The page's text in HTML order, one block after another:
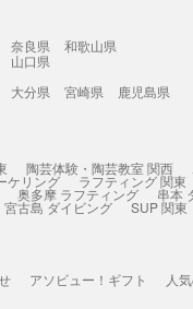
奈良県
和歌山県
山口県
大分県 宮崎県
鹿児島県
陶芸体験・陶芸教室 関西
ケリング ラフティング 関東
奥多摩 ラフティング 串本
宮古島 ダイビング SUP 関東
アソビュー！ギフト 人